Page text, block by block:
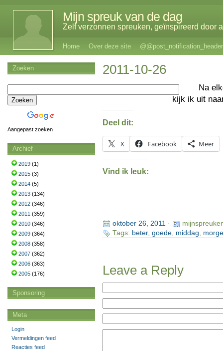
Mijn spreuk van de dag
Zelf verzonnen spreuken, geïnspireerd door
Home Over deze site @@post_notification_header
2011-10-26
Na
kijk ik uit
Deel dit:
X Facebook Meer
Vind ik leuk:
oktober 26, 2011·
Tags: beter, goede, middag,
Leave a Reply
Zoeken
Aangepast zoeken
Archief
2019 (1)
2015 (3)
2014 (5)
2013 (134)
2012 (346)
2011 (359)
2010 (346)
2009 (364)
2008 (358)
2007 (362)
2006 (363)
2005 (176)
Sponsoring
Meta
Login
Vermeldingen feed
Reacties feed